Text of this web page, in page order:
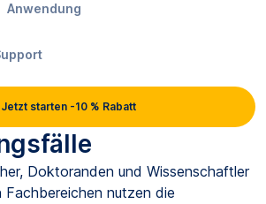
Anwendung
Jetzt starten -10 % Rabatt
Doktoranden und Wissenschaftler
Fachbereichen nutzen die